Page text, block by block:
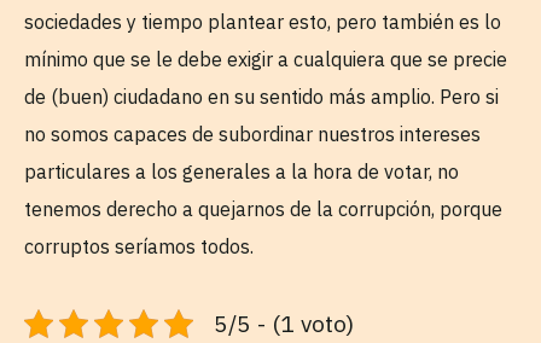
sociedades y tiempo plantear esto, pero también es lo
mínimo que se le debe exigir a cualquiera que se precie
de (buen) ciudadano en su sentido más amplio. Pero si
no somos capaces de subordinar nuestros intereses
particulares a los generales a la hora de votar, no
tenemos derecho a quejarnos de la corrupción, porque
corruptos seríamos todos.
5/5 - (1 voto)